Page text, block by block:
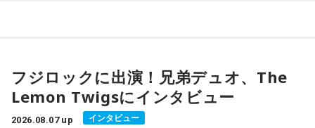
For Your Mind!』を発表し、FUJI ROCK FESTIVAL ’26に出
演。新作からの楽曲も多数披露し、満員のレッドマーキーを
沸かせた。
フジロックに出演！兄弟デュオ、The
Lemon Twigsにインタビュー
2026.08.07 up インタビュー